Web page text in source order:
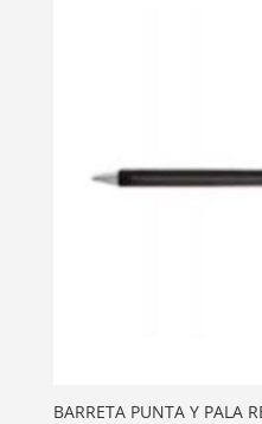
BARRETA PUNTA Y PALA